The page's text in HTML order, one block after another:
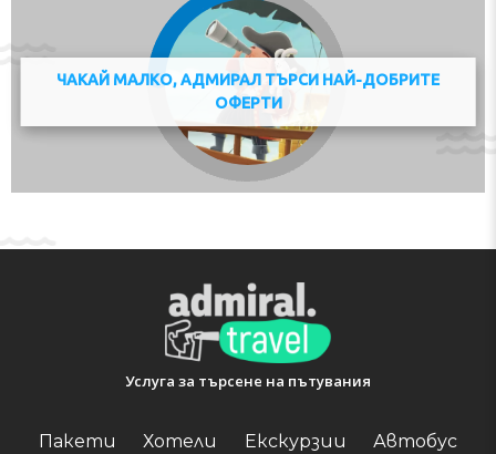
ЧАКАЙ МАЛКО, АДМИРАЛ ТЪРСИ НАЙ-ДОБРИТЕ
ОФЕРТИ
Услуга за търсене на пътувания
Пакети Хотели Екскурзии
Автобус